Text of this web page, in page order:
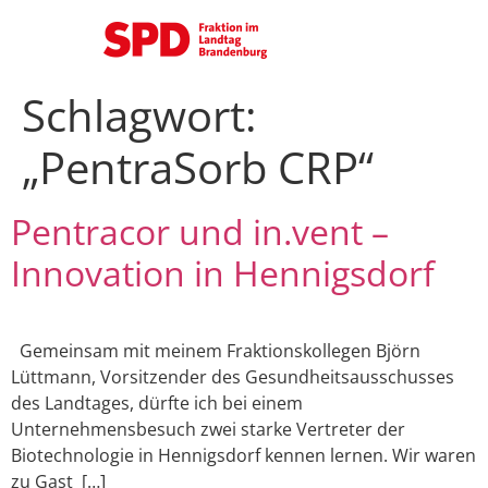
Schlagwort:
„PentraSorb CRP“
Pentracor und in.vent –
Innovation in Hennigsdorf
Gemeinsam mit meinem Fraktionskollegen Björn
Lüttmann, Vorsitzender des Gesundheitsausschusses
des Landtages, dürfte ich bei einem
Unternehmensbesuch zwei starke Vertreter der
Biotechnologie in Hennigsdorf kennen lernen. Wir waren
zu Gast […]